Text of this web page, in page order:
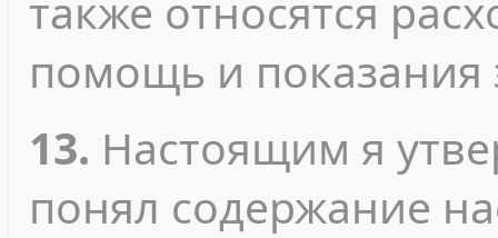
помощь и показания
13. Настоящим я
понял содержание